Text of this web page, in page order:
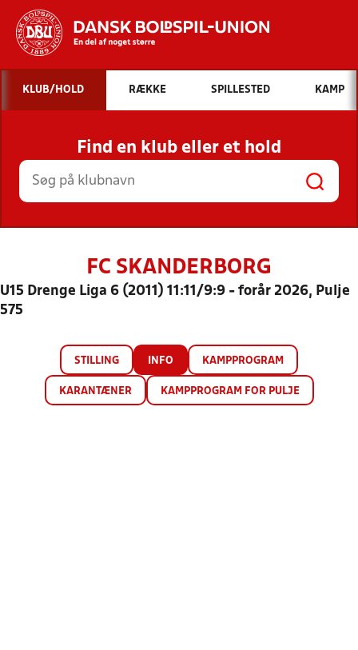
Hvad vil du søge efter?
INDHOLD OG NYHEDER
STILLINGER, RESULTATER, KLUBBER OG
HOLD
KLUB/HOLD RÆKKE SPILLESTED KAMP
Find en klub eller et hold
FC SKANDERBORG
U15 Drenge Liga 6 (2011) 11:11/9:9 - forår 2026, Pulje
575
STILLING INFO KAMPPROGRAM
KARANTÆNER KAMPPROGRAM FOR PULJE